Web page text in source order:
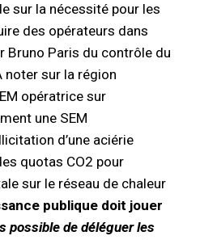
sur la nécessité pour les
des opérateurs dans
Bruno Paris du contrôle du
noter sur la région
opératrice sur
une SEM
d’une aciérie
quotas CO2 pour
sur le réseau de chaleur
publique doit jouer
possible de déléguer les